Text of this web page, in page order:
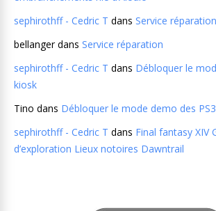
sephirothff - Cedric T dans Service réparation
bellangerdans Service réparation
sephirothff - Cedric T dans Débloquer le
kiosk
Tino dans Débloquer le mode demo des
sephirothff - Cedric T dans Final fantasy XIV
d’exploration Lieux notoires Dawntrail